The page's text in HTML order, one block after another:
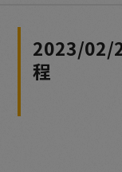
2023/02/
程